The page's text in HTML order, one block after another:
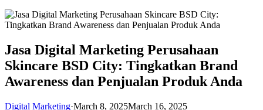
Jasa Digital Marketing Perusahaan
Skincare BSD City: Tingkatkan Brand
Awareness dan Penjualan Produk Anda
Digital Marketing·March 8, 2025March 16, 2025